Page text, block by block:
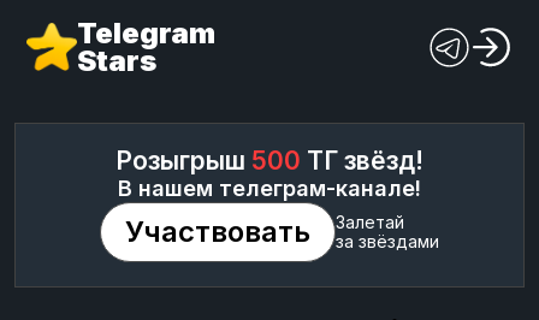
Telegram
Stars
Розыгрыш 500 ТГ звёзд!
В нашем телеграм-канале!
Участвовать
Залетай
за звёздами